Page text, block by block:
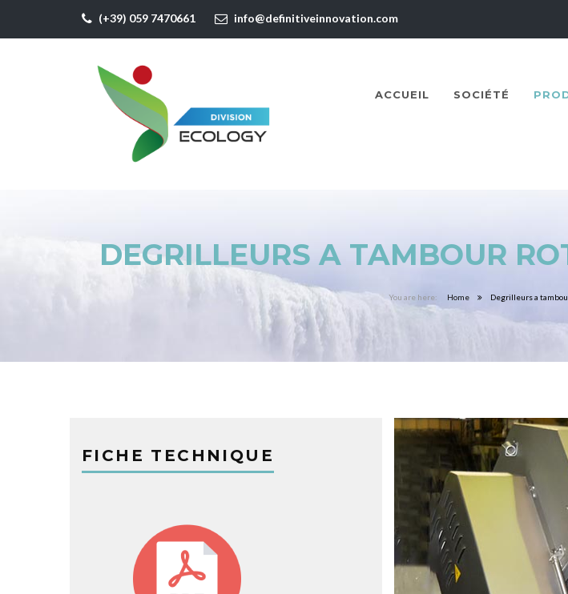
(+39) 059 7470661 info@definitiveinnovation.com
ACCUEIL SOCIÉTÉ
DEGRILLEURS A TAMBOUR
Home Degrilleurs a
FICHE TECHNIQUE